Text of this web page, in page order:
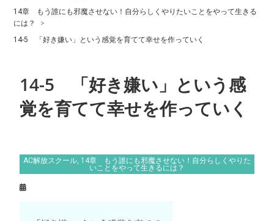
14章 もう誰にも邪魔させない！自分らしくやりたいことをやって生きる
には？
14-5 「好き嫌い」という感覚を育てて幸せを作っていく
14-5 「好き嫌い」という感
覚を育てて幸せを作っていく
AC解放スクール 14章 もう誰にも邪魔させない！自分らしくやりた
いことをやって生きるには？